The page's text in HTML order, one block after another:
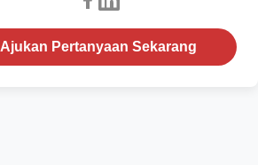
Ajukan Pertanyaan Sekarang